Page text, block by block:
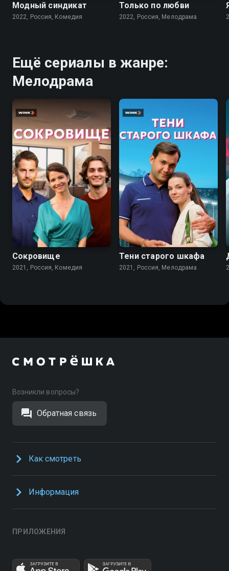
Модный синдикат
2022, Россия, Комедия
Только по любви
2022, Россия, Мелодрама
Ещё сериалы в жанре:
Мелодрама
7.3
Сокровище
2021, Россия, Комедия
7.2
Тени старого шкафа
2021, Россия, Мелодрама
Возникли вопросы?
Обратная связь
Как смотреть
Информация
ПРИЛОЖЕНИЯ